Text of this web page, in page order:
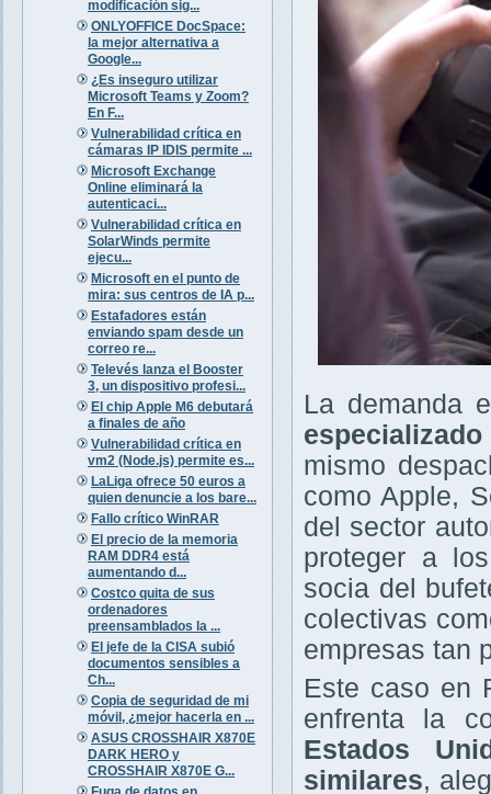
modificación sig...
ONLYOFFICE DocSpace:
la mejor alternativa a
Google...
¿Es inseguro utilizar
Microsoft Teams y Zoom?
En F...
Vulnerabilidad crítica en
cámaras IP IDIS permite ...
Microsoft Exchange
Online eliminará la
autenticaci...
Vulnerabilidad crítica en
SolarWinds permite
ejecu...
Microsoft en el punto de
mira: sus centros de IA p...
Estafadores están
enviando spam desde un
correo re...
Televés lanza el Booster
3, un dispositivo profesi...
El chip Apple M6 debutará
a finales de año
Vulnerabilidad crítica en
vm2 (Node.js) permite es...
LaLiga ofrece 50 euros a
quien denuncie a los bare...
Fallo crítico WinRAR
El precio de la memoria
RAM DDR4 está
aumentando d...
Costco quita de sus
ordenadores
preensamblados la ...
El jefe de la CISA subió
documentos sensibles a
Ch...
Copia de seguridad de mi
móvil, ¿mejor hacerla en ...
ASUS CROSSHAIR X870E
DARK HERO y
CROSSHAIR X870E G...
La demanda
mismo
como Apple,
del sector
proteger a
socia del
colectivas
empresas tan
Este caso en
enfrenta la
Estados
similares,